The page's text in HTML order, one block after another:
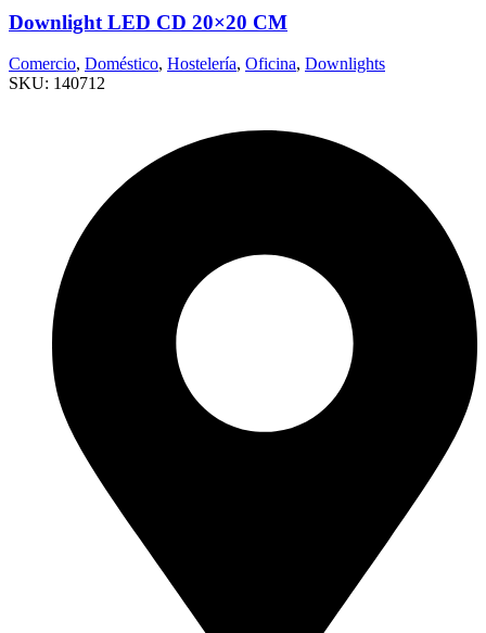
Downlight LED CD 20×20 CM
Comercio, Doméstico, Hostelería, Oficina, Downlights
SKU: 140712